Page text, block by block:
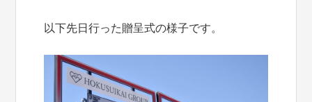
以下先日行った贈呈式の様子です。